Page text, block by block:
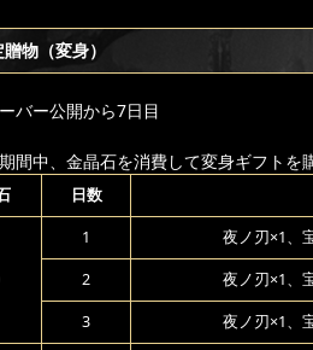
物（変身）
バー公開から7日目
間中、金晶石を消費して変身ギフトを
日数
1 夜ノ刃×1、
2 夜ノ刃×1、
3 夜ノ刃×1、